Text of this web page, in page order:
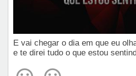
E vai chegar o dia em que eu
e te direi tudo o que estou